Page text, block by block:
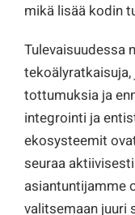
mikä lisää kodin
Tulevaisuudessa
tottumuksia ja
integrointi ja
ekosysteemit
seuraa
asiantuntijamme
valitsemaan juuri